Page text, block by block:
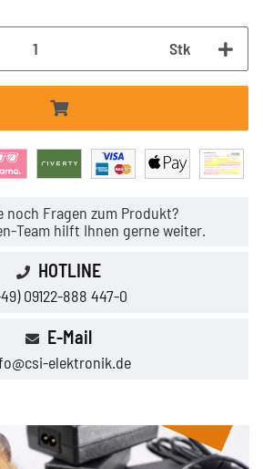
Stk
noch Fragen zum Produkt?
Team hilft Ihnen gerne weiter.
HOTLINE
09122-888 447-0
E-Mail
elektronik.de